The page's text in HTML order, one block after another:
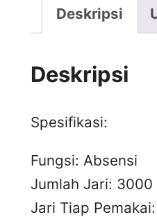
Deskripsi
Deskripsi
Spesifikasi:
Fungsi: Absensi
Jumlah Jari: 3000
Jari Tiap